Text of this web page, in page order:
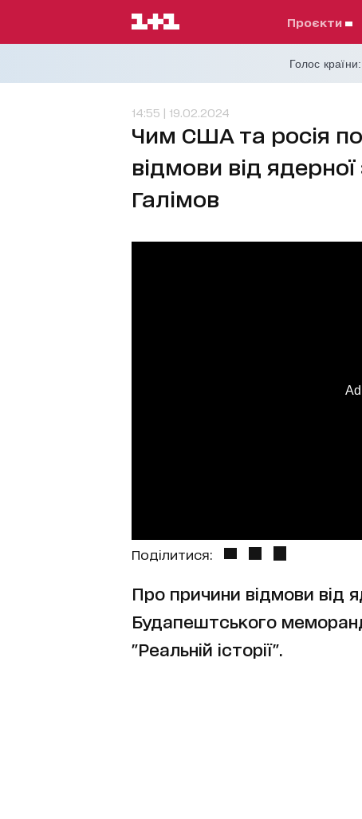
проєкти
Голос
14:55 | 19.02.2024
Чим США та росія
відмови від ядерної
Галімов
Поділитися:
Про причини відмови від
Будапештського
"Реальній історії".